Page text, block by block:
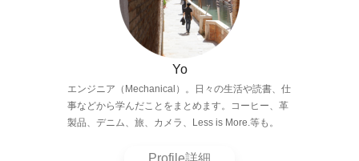
Yo
エンジニア（Mechanical）。日々の生活や読書、仕
事などから学んだことをまとめます。コーヒー、革
製品、デニム、旅、カメラ、Less is More.等も。
Profile詳細